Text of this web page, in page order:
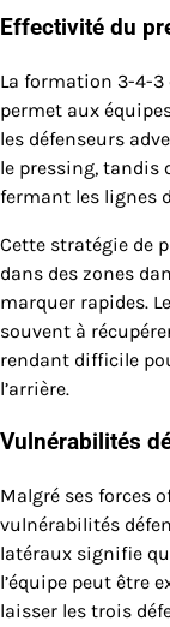
Effectivité du
La formation 3-4-3
permet aux
les défenseurs
le pressing, tandis
fermant les lignes
Cette stratégie de
dans des zones
marquer rapides.
souvent à
rendant difficile
l’arrière.
Vulnérabilités
Malgré ses forces
vulnérabilités
latéraux signifie
l’équipe peut être
laisser les trois